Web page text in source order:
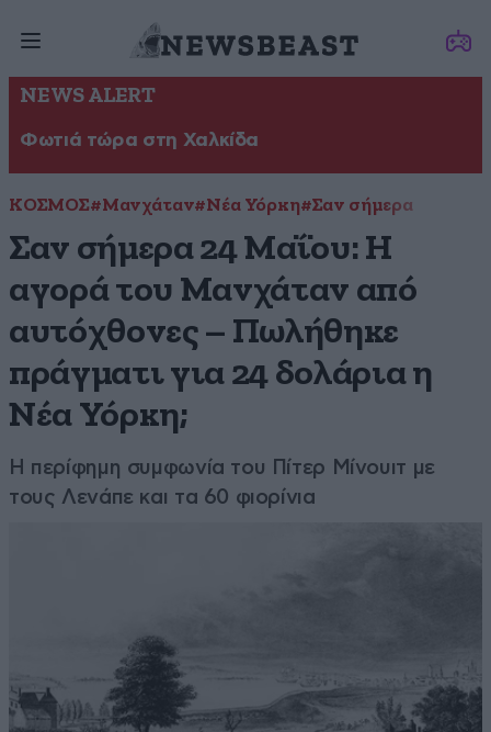
NEWS ALERT
Φωτιά τώρα στη Χαλκίδα
ΚΟΣΜΟΣ#Μανχάταν#Νέα Υόρκη#Σαν σήμερα
Σαν σήμερα 24 Μαΐου: Η
αγορά του Μανχάταν από
αυτόχθονες – Πωλήθηκε
πράγματι για 24 δολάρια η
Νέα Υόρκη;
Η περίφημη συμφωνία του Πίτερ Μίνουιτ με
τους Λενάπε και τα 60 φιορίνια